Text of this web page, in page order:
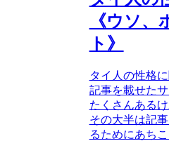
《ウソ、
ト》
タイ人の性格
記事を載せた
たくさんあるけ
その大半は記
るためにあち